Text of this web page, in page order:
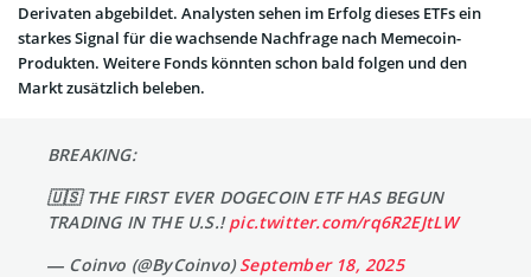
Derivaten abgebildet. Analysten sehen im Erfolg dieses ETFs ein
starkes Signal für die wachsende Nachfrage nach Memecoin-
Produkten. Weitere Fonds könnten schon bald folgen und den
Markt zusätzlich beleben.
BREAKING:
🇺🇸 THE FIRST EVER DOGECOIN ETF HAS BEGUN
TRADING IN THE U.S.!pic.twitter.com/rq6R2EJtLW
— Coinvo (@ByCoinvo)September 18, 2025